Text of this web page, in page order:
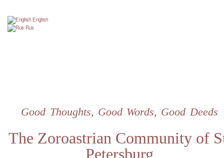
The Zoroastrian Community of
Petersburg
Good Thoughts, Good Words, Good Deeds
English
Rus